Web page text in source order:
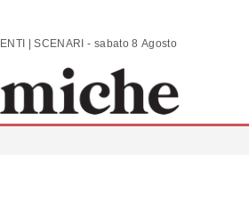
ANALISI | COMMENTI | SCENARI - sabato 8 Agosto 2026